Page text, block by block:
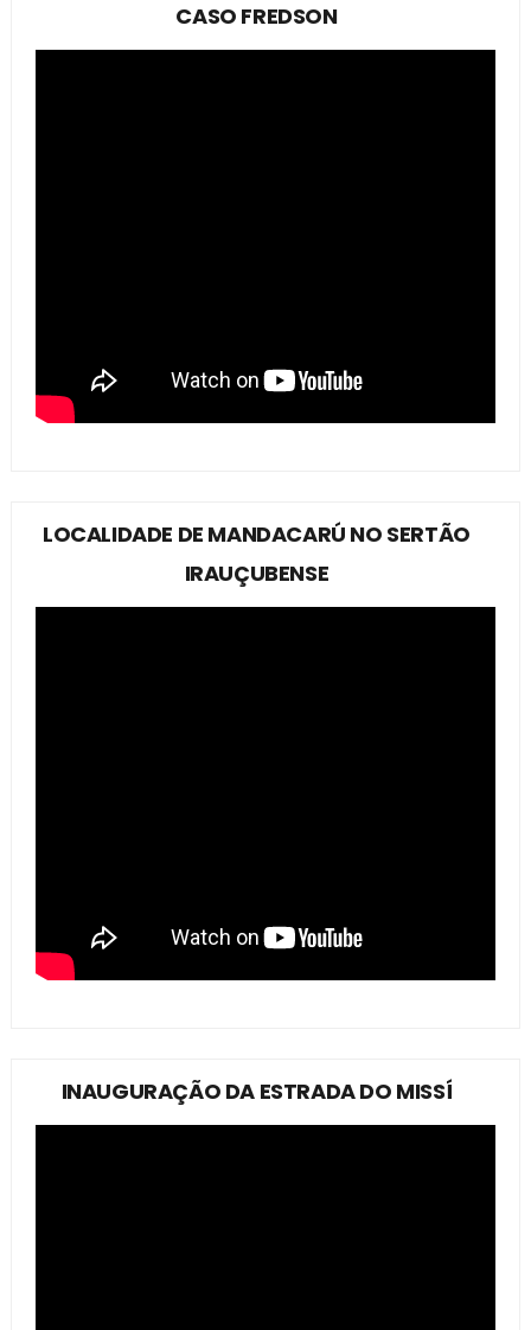
CASO FREDSON
LOCALIDADE DE MANDACARÚ NO SERTÃO
IRAUÇUBENSE
INAUGURAÇÃO DA ESTRADA DO MISSÍ